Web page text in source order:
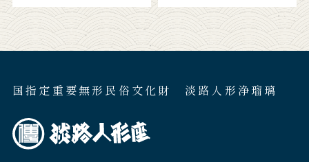
国指定重要無形民俗文化財 淡路人形浄瑠璃